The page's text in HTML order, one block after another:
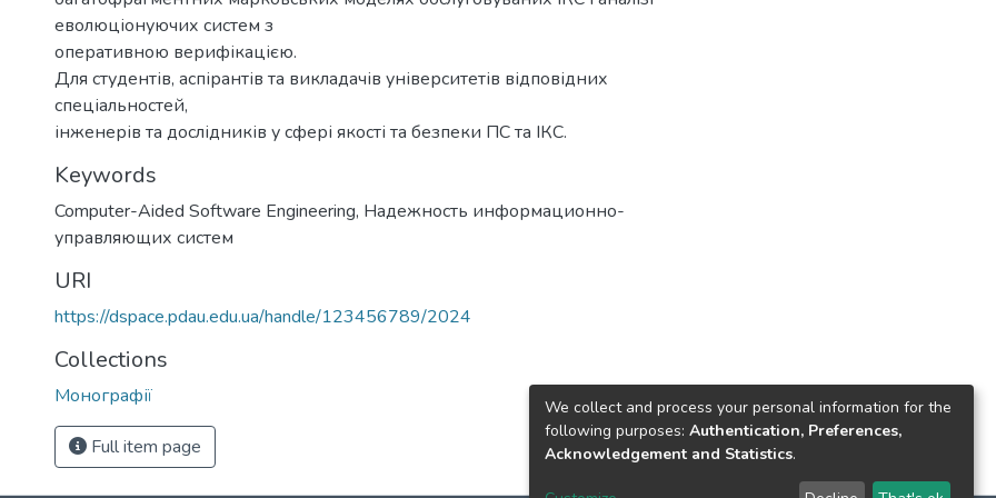
еволюціонуючих систем з
оперативною верифікацією.
Для студентів, аспірантів та викладачів університетів відповідних
спеціальностей,
інженерів та дослідників у сфері якості та безпеки ПС та ІКС.
Keywords
Computer-Aided Software Engineering, Надежность информационно-
управляющих систем
URI
https://dspace.pdau.edu.ua/handle/123456789/2024
Collections
Монографії
Full item page
We collect and process your personal information for the
following purposes: Authentication, Preferences,
Acknowledgement and Statistics.